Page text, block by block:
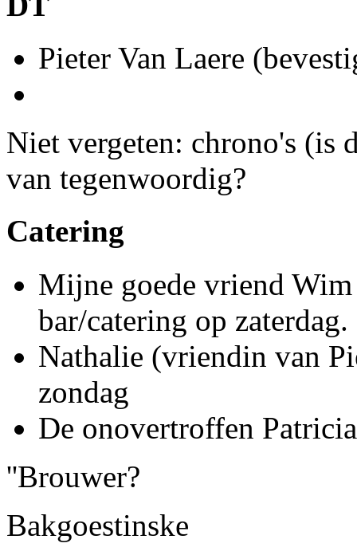
Pieter Van Laere
Niet vergeten: chrono's (is
van tegenwoordig?
Catering
Mijne goede vriend
bar/catering op zaterdag.
Nathalie (vriendin van
zondag
De onovertroffen
''Brouwer?
Bakgoestinske